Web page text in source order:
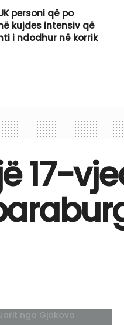
personi që po
kujdes intensiv që
i ndodhur në korrik
17-